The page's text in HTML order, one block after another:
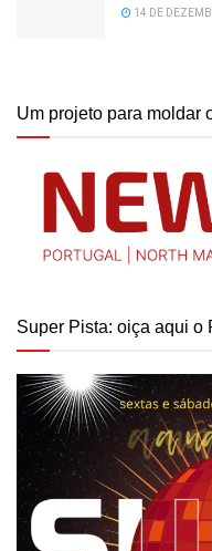
14 DE
Um projeto para moldar
Super Pista: oiça aqui o